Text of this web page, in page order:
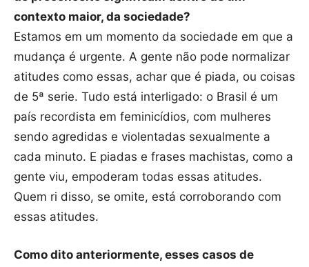
contexto maior, da sociedade?
Estamos em um momento da sociedade em que a
mudança é urgente. A gente não pode normalizar
atitudes como essas, achar que é piada, ou coisas
de 5ª serie. Tudo está interligado: o Brasil é um
país recordista em feminicídios, com mulheres
sendo agredidas e violentadas sexualmente a
cada minuto. E piadas e frases machistas, como a
gente viu, empoderam todas essas atitudes.
Quem ri disso, se omite, está corroborando com
essas atitudes.
Como dito anteriormente, esses casos de